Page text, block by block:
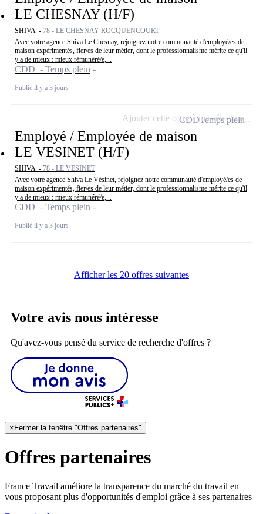
LE CHESNAY (H/F)
SHIVA - 78 - LE CHESNAY ROCQUENCOURT
Avec votre agence Shiva Le Chesnay, rejoignez notre communauté d'employé/es de
maison expérimentés, fier/es de leur métier, dont le professionnalisme mérite ce qu'il
y a de mieux : mieux rémunéré/e,...
CDD - Temps plein
Publié il y a 3 jours
Employé / Employée de maison
LE VESINET (H/F)
SHIVA - 78 - LE VESINET
Avec votre agence Shiva Le Vésinet, rejoignez notre communauté d'employé/es de
maison expérimentés, fier/es de leur métier, dont le professionnalisme mérite ce qu'il
y a de mieux : mieux rémunéré/e,...
CDD - Temps plein
Publié il y a 3 jours
CDDTemps plein
Ajouter cette offre à ma sélection
Afficher les 20 offres suivantes
Votre avis nous intéresse
Qu'avez-vous pensé du service de recherche d'offres ?
× Fermer la fenêtre "Offres partenaires"
Offres partenaires
France Travail améliore la transparence du marché du travail en
vous proposant plus d'opportunités d'emploi grâce à ses partenaires